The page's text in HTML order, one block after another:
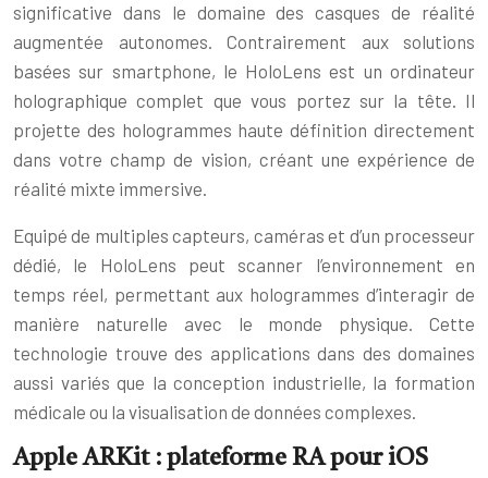
significative dans le domaine des casques de réalité
augmentée autonomes. Contrairement aux solutions
basées sur smartphone, le HoloLens est un ordinateur
holographique complet que vous portez sur la tête. Il
projette des hologrammes haute définition directement
dans votre champ de vision, créant une expérience de
réalité mixte immersive.
Equipé de multiples capteurs, caméras et d’un processeur
dédié, le HoloLens peut scanner l’environnement en
temps réel, permettant aux hologrammes d’interagir de
manière naturelle avec le monde physique. Cette
technologie trouve des applications dans des domaines
aussi variés que la conception industrielle, la formation
médicale ou la visualisation de données complexes.
Apple ARKit : plateforme RA pour iOS